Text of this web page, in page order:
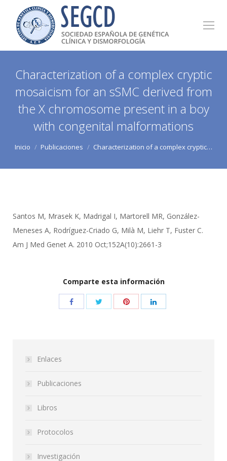
Characterization of a complex cryptic
mosaicism for an sSMC derived from
the X chromosome present in a boy
with congenital malformations
Estás aquí:
Inicio Publicaciones Characterization of a complex cryptic…
Santos M, Mrasek K, Madrigal I, Martorell MR, González-
Meneses A, Rodríguez-Criado G, Milà M, Liehr T, Fuster C.
Am J Med Genet A. 2010 Oct;152A(10):2661-3
Comparte esta información
Enlaces
Publicaciones
Libros
Protocolos
Investigación